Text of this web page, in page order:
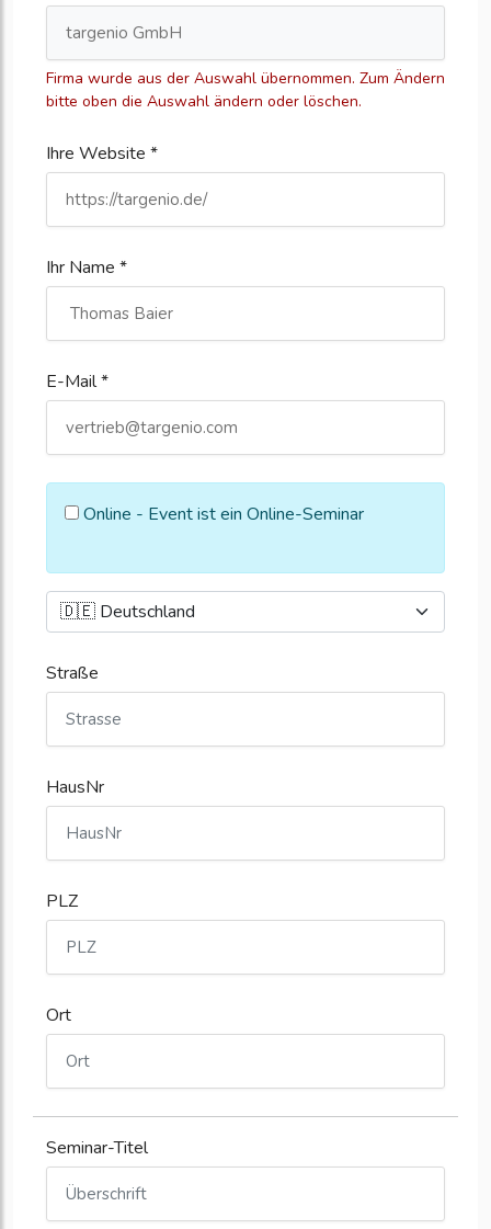
Firma wurde aus der Auswahl übernommen. Zum Ändern
bitte oben die Auswahl ändern oder löschen.
Ihre Website *
Ihr Name *
E-Mail *
Online - Event ist ein Online-Seminar
Straße
HausNr
PLZ
Ort
Seminar-Titel